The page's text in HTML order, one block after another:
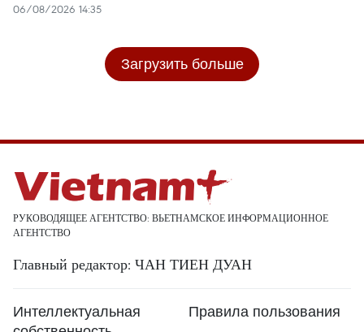
06/08/2026 14:35
Загрузить больше
РУКОВОДЯЩЕЕ АГЕНТСТВО: ВЬЕТНАМСКОЕ ИНФОРМАЦИОННОЕ
АГЕНТСТВО
Главный редактор: ЧАН ТИЕН ДУАН
Интеллектуальная
Правила пользования